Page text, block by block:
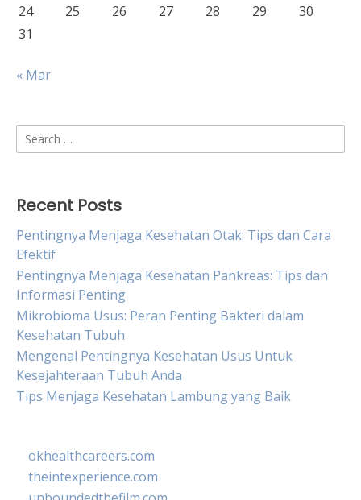
24
25 26 27 28 29
30
31
« Mar
Search
for:
Recent Posts
Pentingnya Menjaga Kesehatan Otak: Tips dan Cara
Efektif
Pentingnya Menjaga Kesehatan Pankreas: Tips dan
Informasi Penting
Mikrobioma Usus: Peran Penting Bakteri dalam
Kesehatan Tubuh
Mengenal Pentingnya Kesehatan Usus Untuk
Kesejahteraan Tubuh Anda
Tips Menjaga Kesehatan Lambung yang Baik
okhealthcareers.com
theintexperience.com